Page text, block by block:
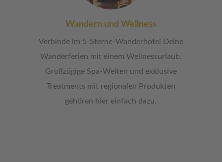
Wandern und Wellness
Verbinde im 5-Sterne-Wanderhotel Deine
Wanderferien mit einem Wellnessurlaub.
Großzügige Spa-Welten und exklusive
Treatments mit regionalen Produkten
gehören hier einfach dazu.